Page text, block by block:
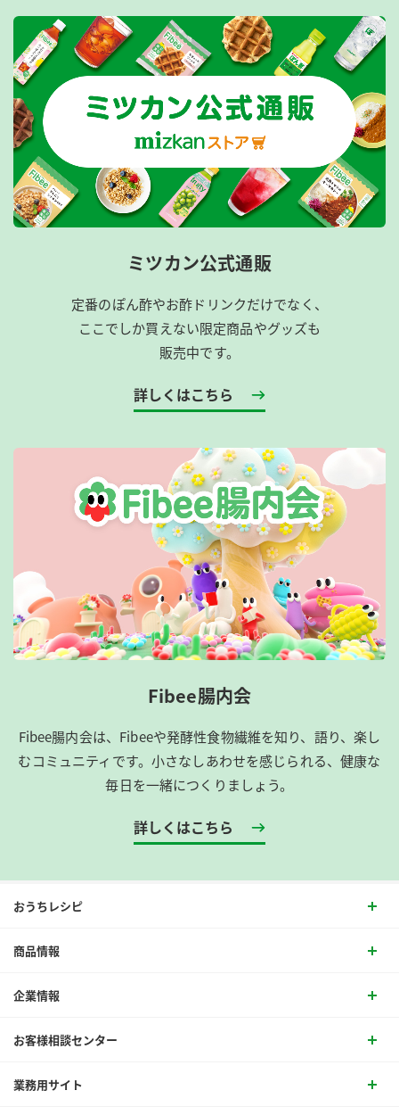
ミツカン公式通販
定番のぽん酢やお酢ドリンクだけでなく、
ここでしか買えない限定商品やグッズも
販売中です。
詳しくはこちら
Fibee腸内会
Fibee腸内会は、​Fibeeや発酵性食物繊維を知り、語り、楽し
むコミュニティです。​小さなしあわせを感じられる、健康な
毎日を一緒につくりましょう。
詳しくはこちら
おうちレシピ
商品情報
企業情報
お客様相談センター
業務用サイト